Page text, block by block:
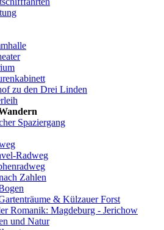
zu den Drei Linden
Spaziergang
Radweg
Zahlen
& Külzauer Forst
Romanik: Magdeburg - Jerichow
und Natur